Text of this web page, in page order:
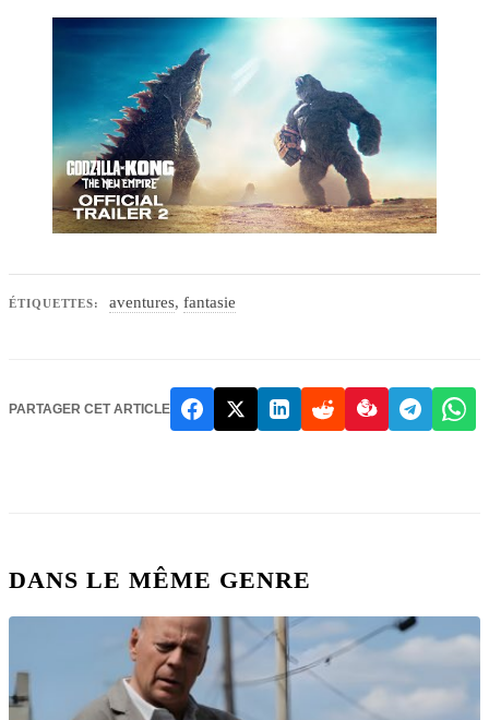
ÉTIQUETTES: aventures, fantasie
PARTAGER CET ARTICLE
DANS LE MÊME GENRE